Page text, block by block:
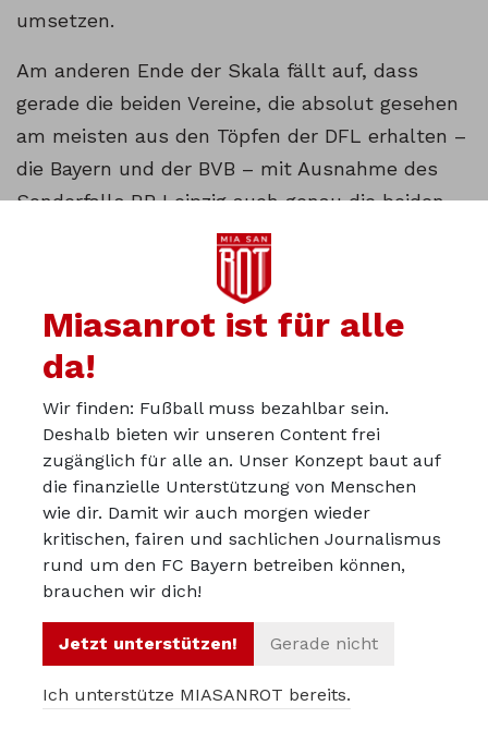
umsetzen.
Am anderen Ende der Skala fällt auf, dass
gerade die beiden Vereine, die absolut gesehen
am meisten aus den Töpfen der DFL erhalten –
die Bayern und der BVB – mit Ausnahme des
Sonderfalls RB Leipzig auch genau die beiden
Vereine sind, bei denen diese Einnahmen mit 15
und 20% relativ gesehen am wenigsten zu den
insgesamten Umsatzerlösen beitragen. Die
Bayern erhalten nicht nur absolut gesehen am
meisten aus der TV-Vermarktung der DFL, sie
sind von diesen Einnahmen auch noch am
unabhängigsten von allen Vereinen der
Bundesliga, weil sie Jahr für Jahr auch in
anderen Einnahmekategorien enorme Umsätze
tätigen, beispielsweise mit Preisgeldern in der
Champions League. Besonders heraus ragen
auch ihre im Ligavergleich mit Abstand
höchsten Sponsoring- und Werbeeinnahmen.
diesem Bereich im Geschäftsjahr 2018/19
Miasanrot ist für alle
da!
Wir finden: Fußball muss bezahlbar sein.
Deshalb bieten wir unseren Content frei
zugänglich für alle an. Unser Konzept baut auf
die finanzielle Unterstützung von Menschen
wie dir. Damit wir auch morgen wieder
kritischen, fairen und sachlichen Journalismus
rund um den FC Bayern betreiben können,
brauchen wir dich!
Jetzt unterstützen! Gerade nicht
Ich unterstütze MIASANROT bereits.